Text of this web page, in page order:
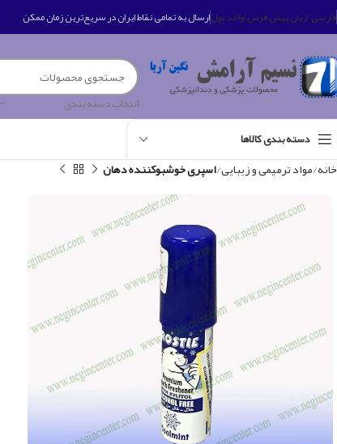
فارسی (زبان پیش فرض)واحد پولارسال به تمامی نقاط ایران در سریع‌ترین زمان ممکن
انتخاب دسته بندی
دسته بندی کالاها
خانه مواد ترمیمی و زیبایی اسپری خوشبوکننده دهان